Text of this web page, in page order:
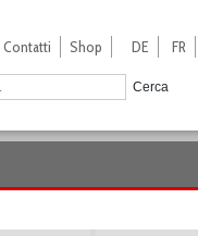
Contatti Shop DE FR
Cerca